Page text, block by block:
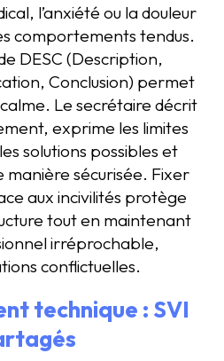
l’anxiété ou la douleur
comportements tendus.
DESC (Description,
Conclusion) permet
Le secrétaire décrit
exprime les limites
solutions possibles et
manière sécurisée. Fixer
aux incivilités protège
tout en maintenant
irréprochable,
conflictuelles.
technique : SVI